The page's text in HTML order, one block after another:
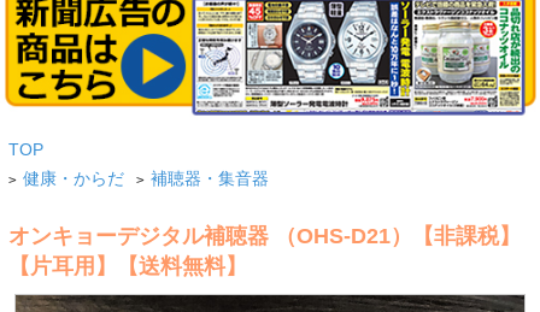
TOP
> 健康・からだ > 補聴器・集音器
オンキョーデジタル補聴器 （OHS-D21）【非課税】
【片耳用】【送料無料】